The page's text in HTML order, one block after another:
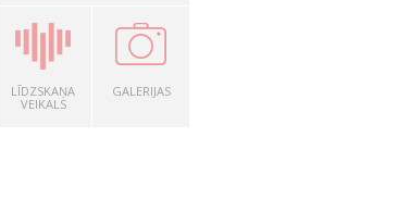
LĪDZSKAŅA
VEIKALS
GALERIJAS